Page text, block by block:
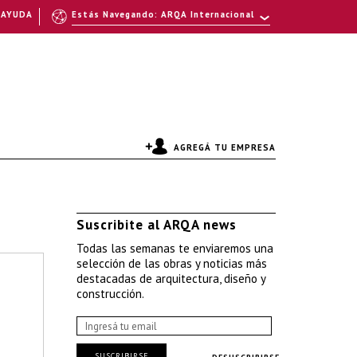
AGREGÁ TU EMPRESA
Suscribite al ARQA news
Todas las semanas te enviaremos una
selección de las obras y noticias más
destacadas de arquitectura, diseño y
construcción.
Estás Navegando: ARQA Internacional
AYUDA